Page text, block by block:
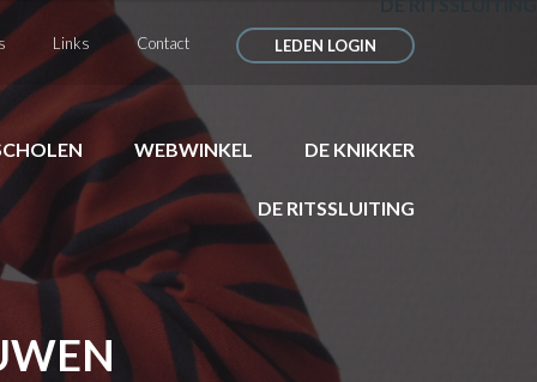
Links Contact LEDEN LOGIN
WEBWINKEL DE KNIKKER
DE RITSSLUITING